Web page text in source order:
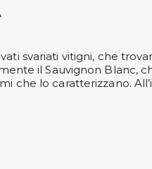
svariati vitigni, che
il Sauvignon Blanc,
che lo caratterizzano.
Scopri le cantine più